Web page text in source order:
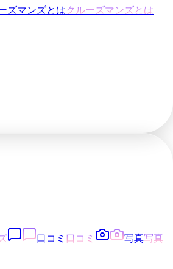
ズマンズとはクルーズマンズとは
口コミ 口コミ 写真写真